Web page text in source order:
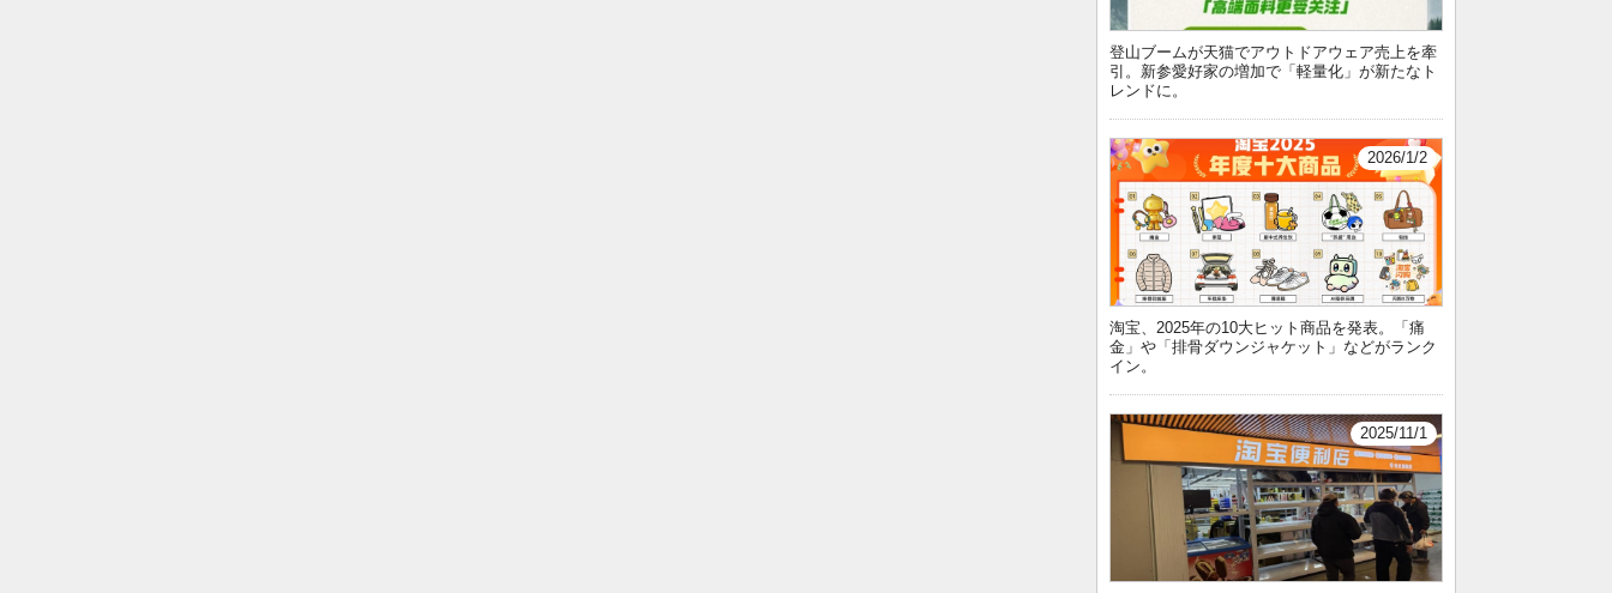
登山ブームが天猫でアウトドアウェア売上を牽
引。新参愛好家の増加で「軽量化」が新たなト
レンドに。
2026/1/2
淘宝、2025年の10大ヒット商品を発表。「痛
金」や「排骨ダウンジャケット」などがランク
イン。
2025/11/1